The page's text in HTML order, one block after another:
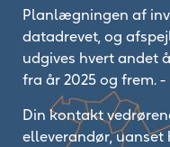
Planlægningen af
datadrevet, og
udgives hvert andet
fra år 2025 og frem. -
Din kontakt
elleverandør, uanset